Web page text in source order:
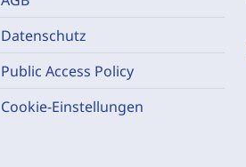
Datenschutz
Public Access Policy
Cookie-Einstellungen